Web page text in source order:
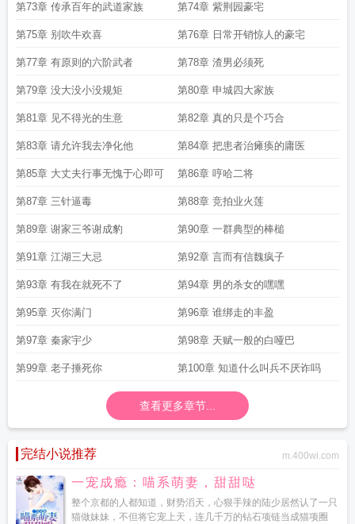
第73章 传承百年的武道家族 第74章 紫荆园豪宅
第75章 别吹牛欢喜 第76章 日常开销惊人的豪宅
第77章 有原则的六阶武者 第78章 渣男必须死
第79章 没大没小没规矩 第80章 申城四大家族
第81章 见不得光的生意 第82章 真的只是个巧合
第83章 请允许我去净化他 第84章 把患者治瘫痪的庸医
第85章 大丈夫行事无愧于心即可 第86章 哼哈二将
第87章 三针逼毒 第88章 竞拍业火莲
第89章 谢家三爷谢成豹 第90章 一群典型的棒槌
第91章 江湖三大忌 第92章 言而有信魏疯子
第93章 有我在就死不了 第94章 男的杀女的嘿嘿
第95章 灭你满门 第96章 谁绑走的丰盈
第97章 秦家宇少 第98章 天赋一般的白哑巴
第99章 老子捶死你 第100章 知道什么叫兵不厌诈吗
查看更多章节...
完结小说推荐 m.400wi.com
一宠成瘾：喵系萌妻，甜甜哒
整个京都的人都知道，财势滔天，心狠手辣的陆少居然认了一只
猫做妹妹，不但将它宠上天，连几千万的钻石项链当成猫项圈